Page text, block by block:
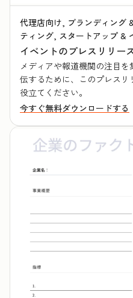
代理店向け, ブランディング
ティング, スタートアップ &
イベントのプレスリリー
メディアや報道機関の注目
伝するために、このプレス
役立てください。
今すぐ無料ダウンロードする